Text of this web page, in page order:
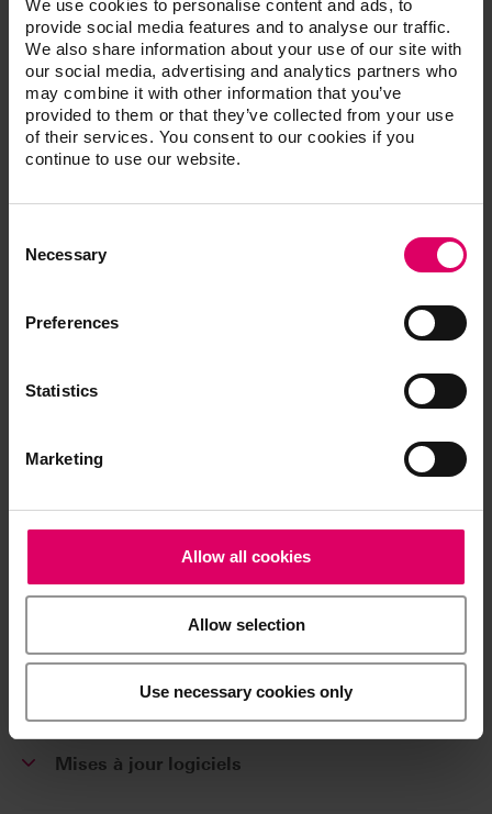
We use cookies to personalise content and ads, to
provide social media features and to analyse our traffic.
We also share information about your use of our site with
our social media, advertising and analytics partners who
may combine it with other information that you’ve
provided to them or that they’ve collected from your use
of their services. You consent to our cookies if you
continue to use our website.
Selection
Necessary
Preferences
Statistics
Marketing
Allow all cookies
Allow selection
Use necessary cookies only
Rapid Shape RS wash
Ultrasonic Bath Bandelin Sonorex
Appareils valides
disponibles exclusivement sur notre plateforme
Brochure conceptuelle
Formulaire de commande
Mises à jour logiciels